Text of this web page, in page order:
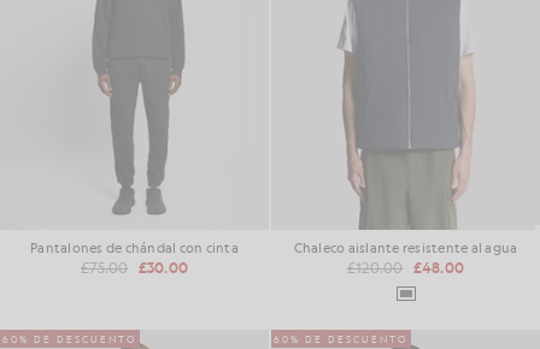
Pantalones de chándal con cinta
£75.00 £30.00
Chaleco aislante resistente al agua
£120.00 £48.00
60% DE DESCUENTO 60% DE DESCUENTO